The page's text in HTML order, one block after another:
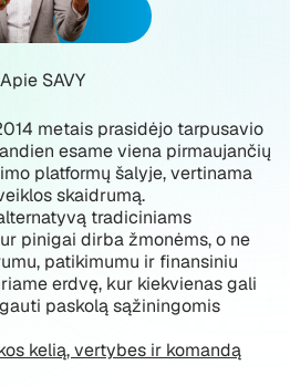
Apie SAVY
metais prasidėjo tarpusavio
esame viena pirmaujančių
platformų šalyje, vertinama
skaidrumą.
tradiciniams
pinigai dirba žmonėms, o ne
patikimumu ir finansiniu
erdvę, kur kiekvienas gali
paskolą sąžiningomis
kelią, vertybes ir komandą